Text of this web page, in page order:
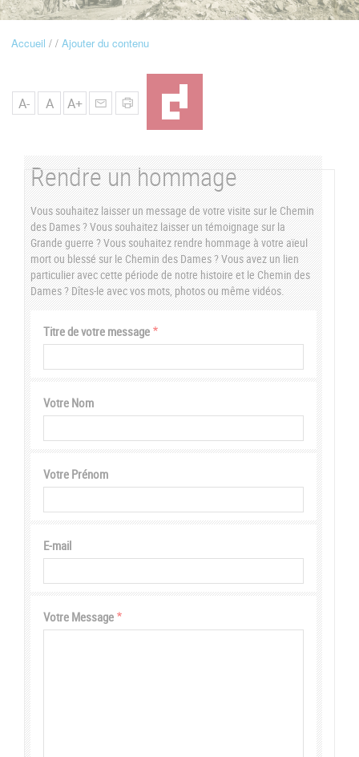
FilAccueil Ajouter du contenu
A- A A+
Rendre un hommage
Vous souhaitez laisser un message de votre visite sur le Chemin
des Dames ? Vous souhaitez laisser un témoignage sur la
Grande guerre ? Vous souhaitez rendre hommage à votre aïeul
mort ou blessé sur le Chemin des Dames ? Vous avez un lien
particulier avec cette période de notre histoire et le Chemin des
Dames ? Dîtes-le avec vos mots, photos ou même vidéos.
Titre de votre message
Votre Nom
Votre Prénom
E-mail
Votre Message
Vertical
Tabs